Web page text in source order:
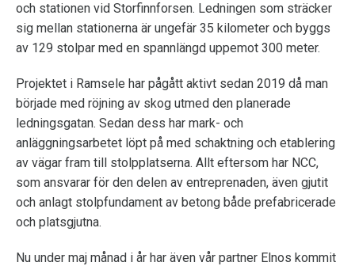
och stationen vid Storfinnforsen. Ledningen som sträcker
sig mellan stationerna är ungefär 35 kilometer och byggs
av 129 stolpar med en spannlängd uppemot 300 meter.
Projektet i Ramsele har pågått aktivt sedan 2019 då man
började med röjning av skog utmed den planerade
ledningsgatan. Sedan dess har mark- och
anläggningsarbetet löpt på med schaktning och etablering
av vägar fram till stolpplatserna. Allt eftersom har NCC,
som ansvarar för den delen av entreprenaden, även gjutit
och anlagt stolpfundament av betong både prefabricerade
och platsgjutna.
Nu under maj månad i år har även vår partner Elnos kommit